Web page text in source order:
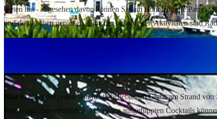
bieten hat - abgesehen davon können Sie am Boot lebhafte Partys,
und dergleichen genießen. Eine der beliebtesten Aktivitäten sind
Der Beach Club Noa
Noa
ist einer der ersten und heute beliebtesten Clubs am Strand
Partys tagsüber entzünden. Mit vielen ausgeflippten Cocktails